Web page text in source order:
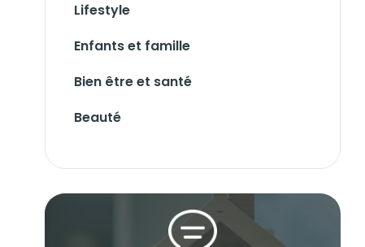
Lifestyle
Enfants et famille
Bien être et santé
Beauté